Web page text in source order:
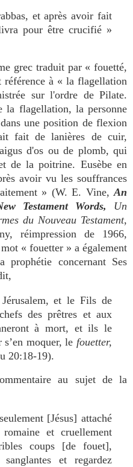
et après avoir fait
pour être crucifié »
grec traduit par « fouetté,
à « la flagellation
sur l'ordre de Pilate.
la flagellation, la personne
une position de flexion
fait de lanières de cuir,
d'os ou de plomb, qui
de la poitrine. Eusèbe en
avoir vu les souffrances
» (W. E. Vine,An
Testament Words,
Un
du Nouveau Testament,
réimpression de 1966,
« fouetter » a également
concernant Ses
et le Fils de
des prêtres et aux
à mort, et ils le
moquer, le fouetter,
20:18-19).
au sujet de la
[Jésus] attaché
et cruellement
coups [de fouet],
et regardez